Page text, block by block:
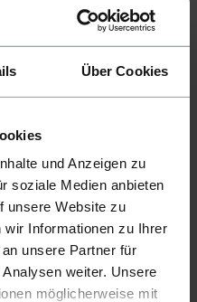
Über Cookies
und Anzeigen zu
soziale Medien anbieten
unsere Website zu
wir Informationen zu Ihrer
unsere Partner für
weiter. Unsere
möglicherweise mit